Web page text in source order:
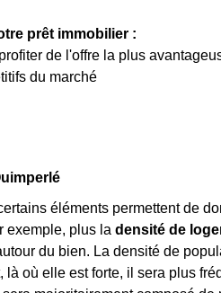
prêt immobilier :
de l'offre la plus
du marché
éléments permettent de
exemple, plus la densité de
du bien. La densité de
là où elle est forte, il sera plus